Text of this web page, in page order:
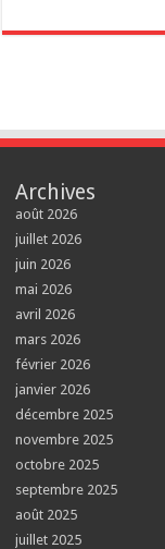
Archives
août 2026
juillet 2026
juin 2026
mai 2026
avril 2026
mars 2026
février 2026
janvier 2026
décembre 2025
novembre 2025
octobre 2025
septembre 2025
août 2025
juillet 2025